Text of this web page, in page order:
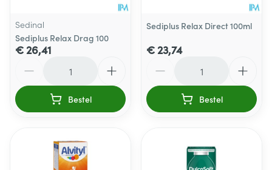
Sedinal
Sediplus Relax Drag 100
€ 26,41
Bestel
Sediplus Relax Direct 100ml
€ 23,74
Bestel